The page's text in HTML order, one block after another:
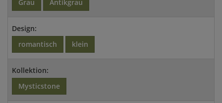
Grau
Antikgrau
Design:
romantisch
klein
Kollektion:
Mysticstone